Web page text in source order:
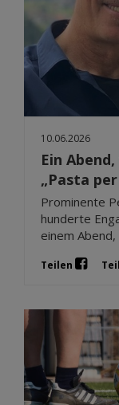
10.06.2026
Ein
„Pasta
Prominente
hunderte
einem
Teilen